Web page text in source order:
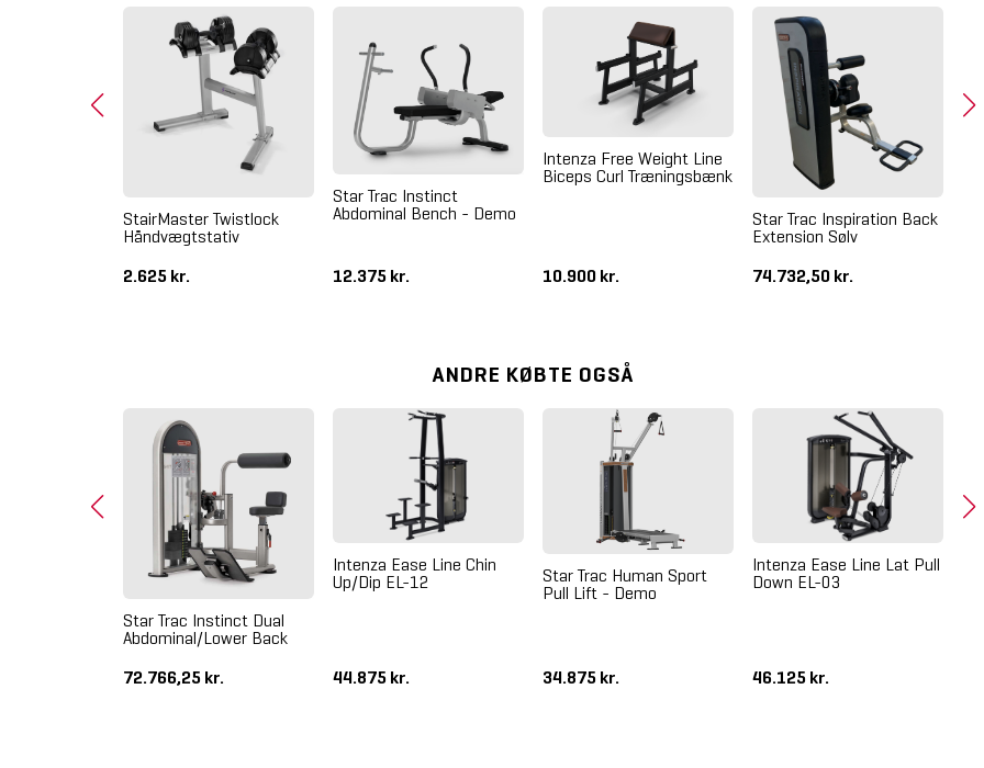
StairMaster Twistlock
Håndvægtstativ
2.625 kr.
Star Trac Instinct
Abdominal Bench - Demo
12.375 kr.
Intenza Free Weight Line
Biceps Curl Træningsbænk
10.900 kr.
Star Trac Inspiration Back
Extension Sølv
74.732,50 kr.
ANDRE KØBTE OGSÅ
Star Trac Instinct Dual
Abdominal/Lower Back
72.766,25 kr.
Intenza Ease Line Chin
Up/Dip EL-12
44.875 kr.
Star Trac Human Sport
Pull Lift - Demo
34.875 kr.
Intenza Ease Line Lat Pull
Down EL-03
46.125 kr.